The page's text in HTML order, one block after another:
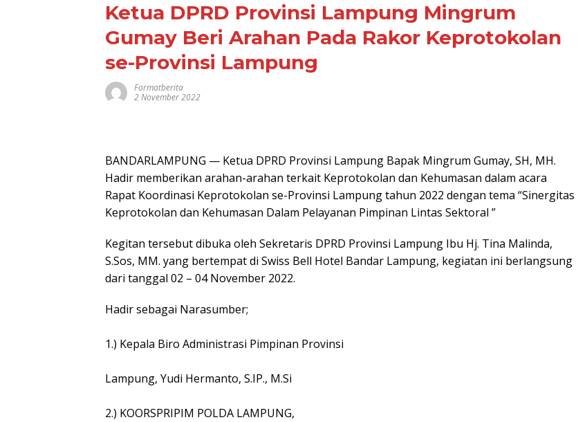
Ketua DPRD Provinsi Lampung Mingrum
Gumay Beri Arahan Pada Rakor Keprotokolan
se-Provinsi Lampung
Formatberita
2 November 2022
BANDARLAMPUNG — Ketua DPRD Provinsi Lampung Bapak Mingrum Gumay, SH, MH.
Hadir memberikan arahan-arahan terkait Keprotokolan dan Kehumasan dalam acara
Rapat Koordinasi Keprotokolan se-Provinsi Lampung tahun 2022 dengan tema “Sinergitas
Keprotokolan dan Kehumasan Dalam Pelayanan Pimpinan Lintas Sektoral ”
Kegitan tersebut dibuka oleh Sekretaris DPRD Provinsi Lampung Ibu Hj. Tina Malinda,
S.Sos, MM. yang bertempat di Swiss Bell Hotel Bandar Lampung, kegiatan ini berlangsung
dari tanggal 02 – 04 November 2022.
Hadir sebagai Narasumber;
1.) Kepala Biro Administrasi Pimpinan Provinsi
Lampung, Yudi Hermanto, S.IP., M.Si
2.) KOORSPRIPIM POLDA LAMPUNG,